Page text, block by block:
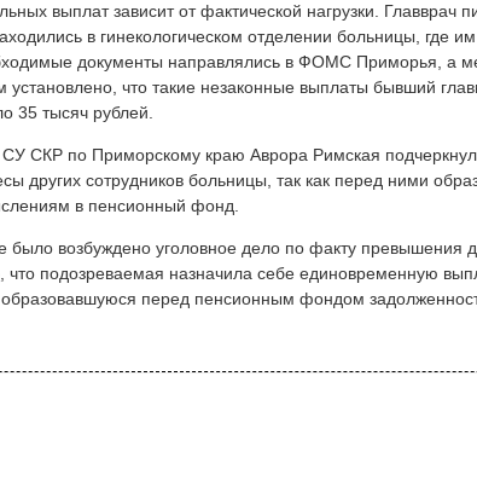
выплат зависит от фактической нагрузки. Главврач
в гинекологическом отделении больницы, где
документы направлялись в ФОМС Приморья, а
что такие незаконные выплаты бывший
35 тысяч рублей.
СКР по Приморскому краю Аврора Римская
других сотрудников больницы, так как перед ними
в пенсионный фонд.
было возбуждено уголовное дело по факту превышения
, что подозреваемая назначила себе единовременную
образовавшуюся перед пенсионным фондом